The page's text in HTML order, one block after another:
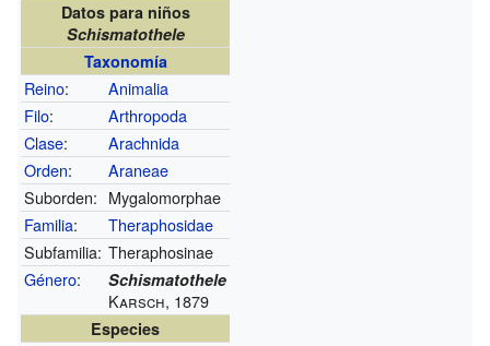
Datos para niños
Schismatothele
Taxonomía
Reino:
Animalia
Filo:
Arthropoda
Clase:
Arachnida
Orden:
Araneae
Suborden: Mygalomorphae
Familia:
Theraphosidae
Subfamilia: Theraphosinae
Género: Schismatothele
Karsch, 1879
Especies